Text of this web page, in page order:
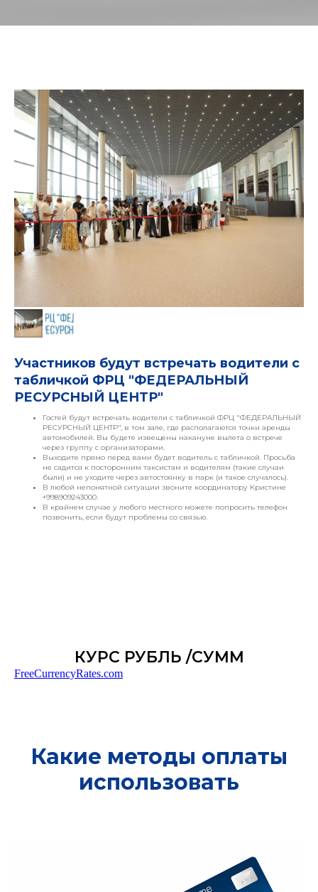
Участников будут встречать водители с
табличкой ФРЦ "ФЕДЕРАЛЬНЫЙ
РЕСУРСНЫЙ ЦЕНТР"
Гостей будут встречать водители с табличкой ФРЦ "ФЕДЕРАЛЬНЫЙ
РЕСУРСНЫЙ ЦЕНТР", в том зале, где располагаются точки аренды
автомобилей. Вы будете извещены накануне вылета о встрече
через группу с организаторами.
Выходите прямо перед вами будет водитель с табличкой. Просьба
не садится к посторонним таксистам и водителям (такие случаи
были) и не уходите через автостоянку в парк (и такое случалось).
В любой непонятной ситуации звоните координатору Кристине
+998909243000.
В крайнем случае у любого местного можете попросить телефон
позвонить, если будут проблемы со связью.
КУРС РУБЛЬ /СУММ
FreeCurrencyRates.com
Какие методы оплаты
использовать